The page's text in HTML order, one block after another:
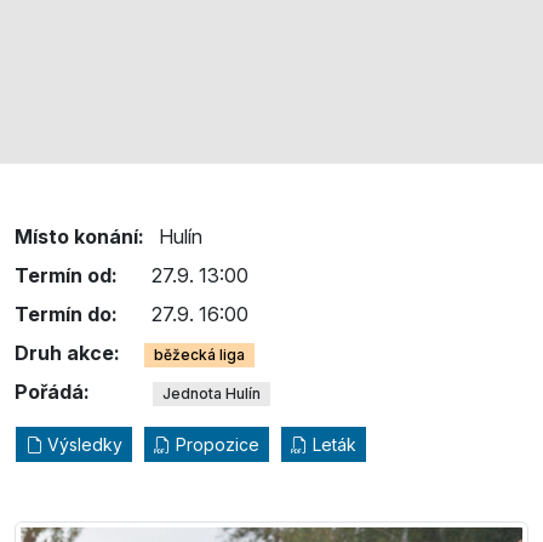
Místo konání:
Hulín
Termín od:
27.9. 13:00
Termín do:
27.9. 16:00
Druh akce:
běžecká liga
Pořádá: Jednota Hulín
Výsledky Propozice Leták